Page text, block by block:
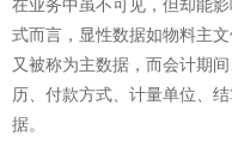
式而言，显性数据如物料主
又被称为主数据，而会计期
历、付款方式、计量单位、
据。